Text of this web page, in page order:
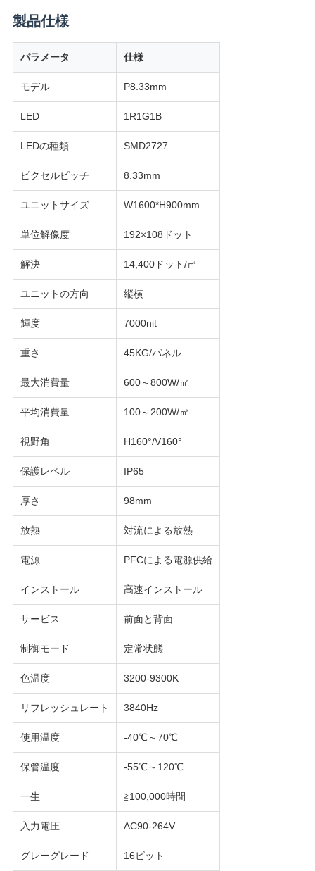
イ
ト
マ
ッ
プ
ラ
イ
バ
ー
規
約
製品仕様
パラメータ 仕様
モデル P8.33mm
LED 1R1G1B
LEDの種類 SMD2727
ピクセルピッチ 8.33mm
ユニットサイズ W1600*H900mm
単位解像度 192×108ドット
解決 14,400ドット/㎡
ユニットの方向 縦横
輝度 7000nit
重さ 45KG/パネル
最大消費量 600～800W/㎡
平均消費量 100～200W/㎡
視野角 H160°/V160°
保護レベル IP65
厚さ 98mm
放熱 対流による放熱
電源 PFCによる電源供給
インストール 高速インストール
サービス 前面と背面
制御モード 定常状態
色温度 3200-9300K
リフレッシュレート 3840Hz
使用温度 -40℃～70℃
保管温度 -55℃～120℃
一生 ≧100,000時間
入力電圧 AC90-264V
グレーグレード 16ビット